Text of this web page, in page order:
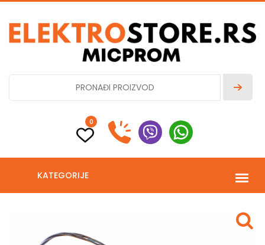
0
KATEGORIJE